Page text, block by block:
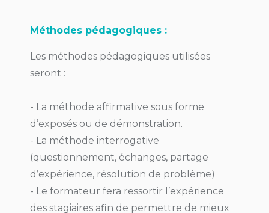
Méthodes pédagogiques :
Les méthodes pédagogiques utilisées
seront :
- La méthode affirmative sous forme
d’exposés ou de démonstration.
- La méthode interrogative
(questionnement, échanges, partage
d’expérience, résolution de problème)
- Le formateur fera ressortir l’expérience
des stagiaires afin de permettre de mieux